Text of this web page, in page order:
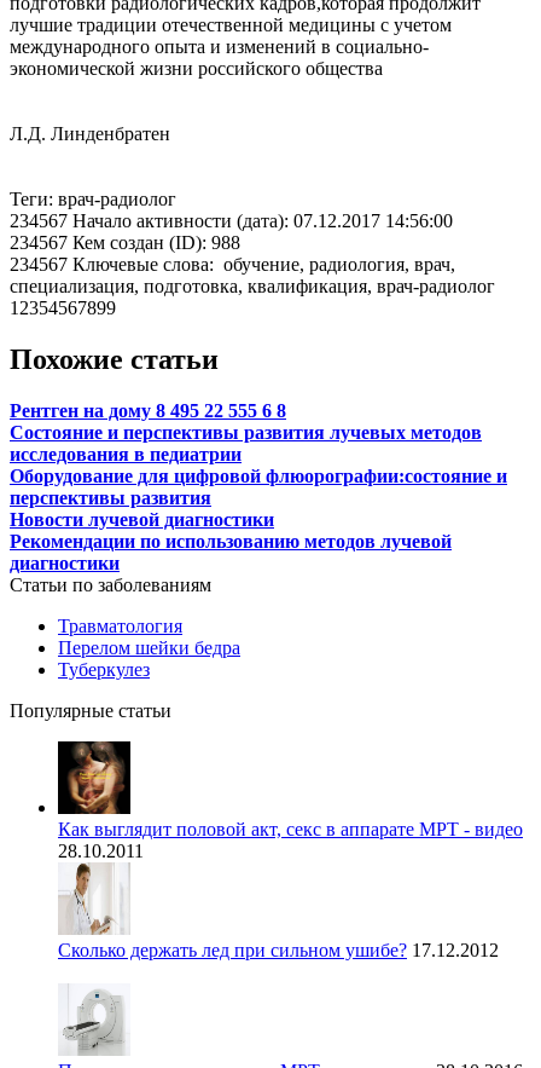
лучшие традиции отечественной медицины с учетом
международного опыта и изменений в социально-
экономической жизни российского общества
Л.Д. Линденбратен
Теги: врач-радиолог
234567 Начало активности (дата): 07.12.2017 14:56:00
234567 Кем создан (ID): 988
234567 Ключевые слова: обучение, радиология, врач,
специализация, подготовка, квалификация, врач-радиолог
12354567899
Похожие статьи
Рентген на дому 8 495 22 555 6 8
Состояние и перспективы развития лучевых методов
исследования в педиатрии
Оборудование для цифровой флюорографии:состояние и
перспективы развития
Новости лучевой диагностики
Рекомендации по использованию методов лучевой
диагностики
Статьи по заболеваниям
Травматология
Перелом шейки бедра
Туберкулез
Популярные статьи
Как выглядит половой акт, секс в аппарате МРТ - видео
28.10.2011
Сколько держать лед при сильном ушибе? 17.12.2012